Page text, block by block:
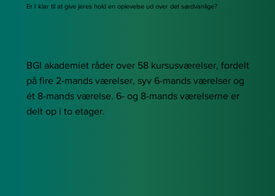
BGI akademiet råder over 58 kursusværelser, fordelt
på fire 2-mands værelser, syv 6-mands værelser og
ét 8-mands værelse. 6- og 8-mands værelserne er
delt op i to etager.
Er I klar til at give jeres hold en oplevelse ud over det sædvanlige?